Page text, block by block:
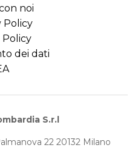
noi
Policy
Policy
dei dati
S.r.l
22 20132 Milano